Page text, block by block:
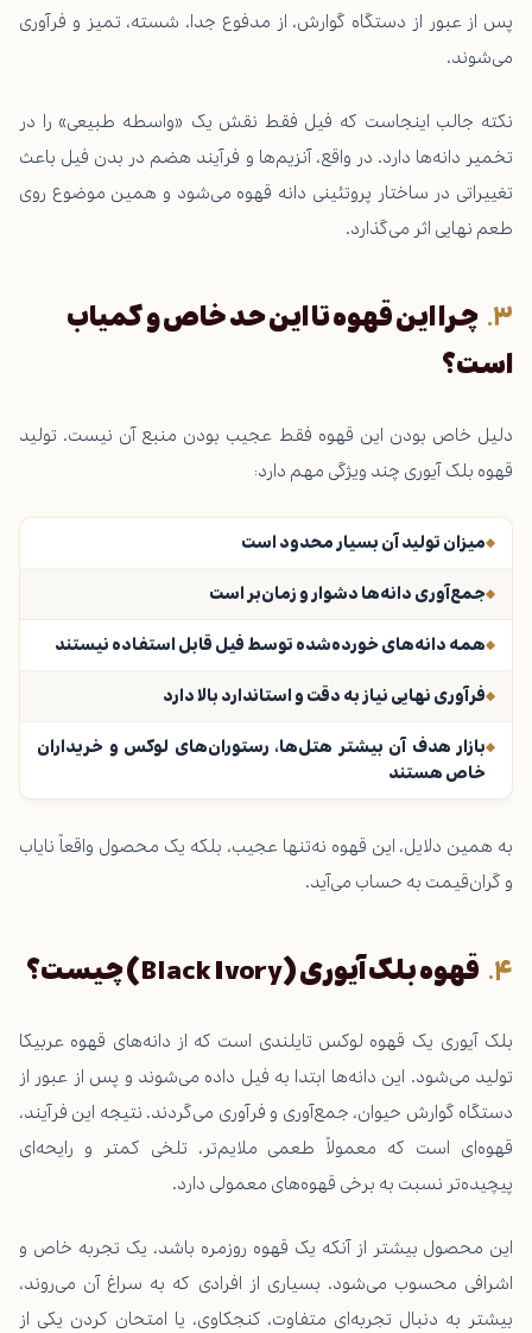
پس از عبور از دستگاه گوارش، از مدفوع جدا، شسته، تمیز و فرآوری
می‌شوند.
نکته جالب اینجاست که فیل فقط نقش یک «واسطه طبیعی» را در
تخمیر دانه‌ها دارد. در واقع، آنزیم‌ها و فرآیند هضم در بدن فیل باعث
تغییراتی در ساختار پروتئینی دانه قهوه می‌شود و همین موضوع روی
طعم نهایی اثر می‌گذارد.
چرا این قهوه تا این حد خاص و کمیاب
است؟
دلیل خاص بودن این قهوه فقط عجیب بودن منبع آن نیست. تولید
قهوه بلک آیوری چند ویژگی مهم دارد:
میزان تولید آن بسیار محدود است
جمع‌آوری دانه‌ها دشوار و زمان‌بر است
همه دانه‌های خورده‌شده توسط فیل قابل استفاده نیستند
فرآوری نهایی نیاز به دقت و استاندارد بالا دارد
بازار هدف آن بیشتر هتل‌ها، رستوران‌های لوکس و خریداران
خاص هستند
به همین دلایل، این قهوه نه‌تنها عجیب، بلکه یک محصول واقعاً نایاب
و گران‌قیمت به حساب می‌آید.
قهوه بلک آیوری (Black Ivory) چیست؟
بلک آیوری یک قهوه لوکس تایلندی است که از دانه‌های قهوه عربیکا
تولید می‌شود. این دانه‌ها ابتدا به فیل داده می‌شوند و پس از عبور از
دستگاه گوارش حیوان، جمع‌آوری و فرآوری می‌گردند. نتیجه این فرآیند،
قهوه‌ای است که معمولاً طعمی ملایم‌تر، تلخی کمتر و رایحه‌ای
پیچیده‌تر نسبت به برخی قهوه‌های معمولی دارد.
این محصول بیشتر از آنکه یک قهوه روزمره باشد، یک تجربه خاص و
اشرافی محسوب می‌شود. بسیاری از افرادی که به سراغ آن می‌روند،
بیشتر به دنبال تجربه‌ای متفاوت، کنجکاوی، یا امتحان کردن یکی از